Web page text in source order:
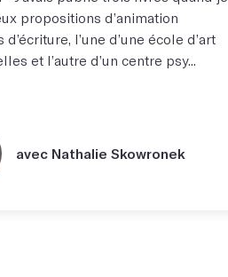
propositions d’animation
d’écriture, l’une d’une école d’art
et l’autre d’un centre psy...
avec Nathalie Skowronek